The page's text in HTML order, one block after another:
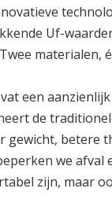
Uf-
materialen,
een
de
gewicht, betere
we afval
zijn, maar